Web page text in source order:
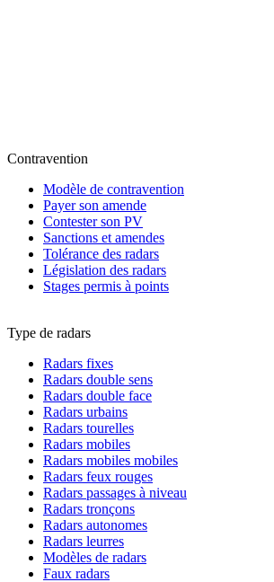
Contravention
Modèle de contravention
Payer son amende
Contester son PV
Sanctions et amendes
Tolérance des radars
Législation des radars
Stages permis à points
Type de radars
Radars fixes
Radars double sens
Radars double face
Radars urbains
Radars tourelles
Radars mobiles
Radars mobiles mobiles
Radars feux rouges
Radars passages à niveau
Radars tronçons
Radars autonomes
Radars leurres
Modèles de radars
Faux radars